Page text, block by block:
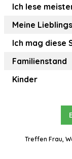
Ich lese
Meine
Ich mag diese
Familienstand
Kinder
Treffen Frau,